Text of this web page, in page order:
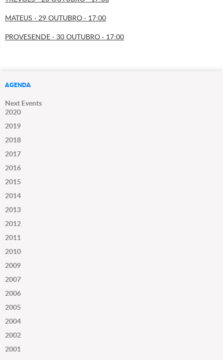
MATEUS · 29 OUTUBRO · 17:00
PROVESENDE · 30 OUTUBRO · 17:00
AGENDA
Next Events
2020
2019
2018
2017
2016
2015
2014
2013
2012
2011
2010
2009
2007
2006
2005
2004
2002
2001